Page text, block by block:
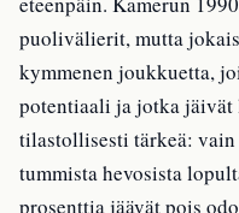
puolivälierit, mutta
kymmenen joukkuetta,
potentiaali ja jotka jäivät
tilastollisesti tärkeä:
tummista hevosista
prosenttia jäävät pois